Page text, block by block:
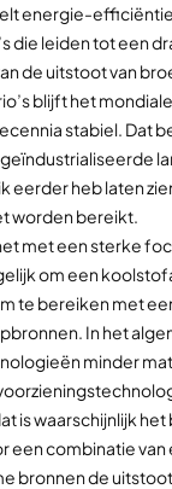
energie-
die leiden tot een
de uitstoot van
blijft het
stabiel. Dat
eerder heb laten
worden bereikt.
met een sterke
om een
te bereiken met
In het
minder
is waarschijnlijk
een combinatie
bronnen de